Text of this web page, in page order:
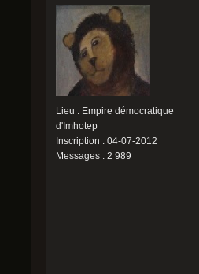
Lieu : Empire démocratique
d'Imhotep
Inscription : 04-07-2012
Messages : 2 989